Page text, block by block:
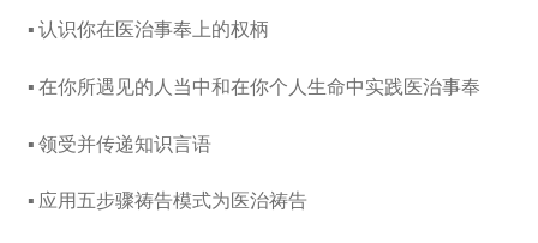
▪ 认识你在医治事奉上的权柄
▪ 在你所遇见的人当中和在你个人生命中实践医治事奉
▪ 领受并传递知识言语
▪ 应用五步骤祷告模式为医治祷告